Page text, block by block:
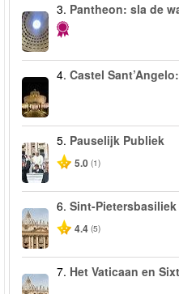
3. Pantheon: sla de
4. Castel
5. Pauselijk Publiek
5.0 (1)
6. Sint-
4.4 (5)
7. Het Vaticaan en